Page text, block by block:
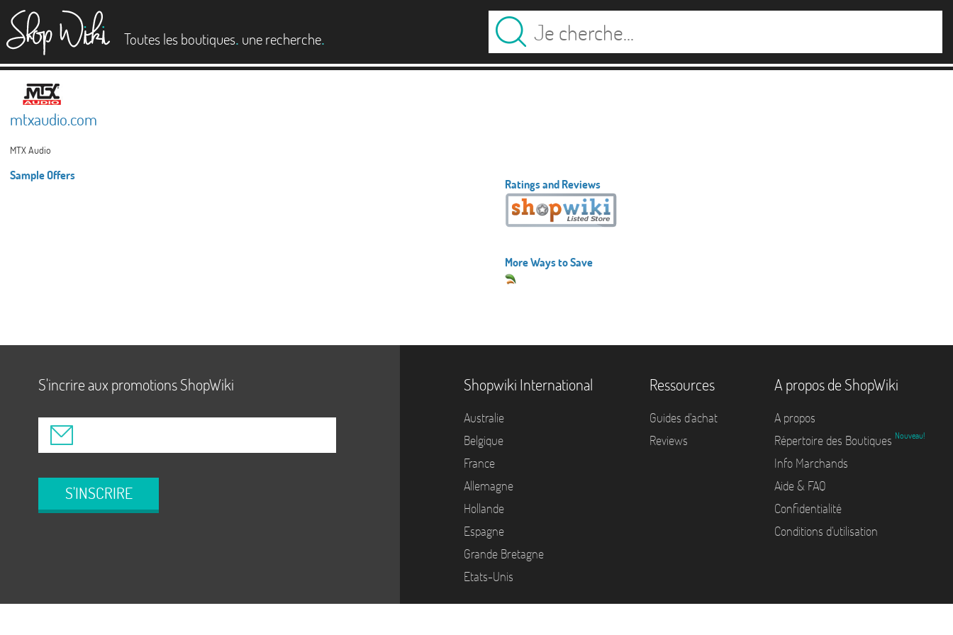
Toutes les boutiques. une recherche.
mtxaudio.com
MTX Audio
Sample Offers
Ratings and Reviews
More Ways to Save
S'incrire aux promotions ShopWiki
S'INSCRIRE
Shopwiki International
Australie
Belgique
France
Allemagne
Hollande
Espagne
Grande Bretagne
Etats-Unis
Ressources
Guides d'achat
Reviews
A propos de ShopWiki
A propos
Répertoire des Boutiques Nouveau!
Info Marchands
Aide & FAQ
Confidentialité
Conditions d'utilisation